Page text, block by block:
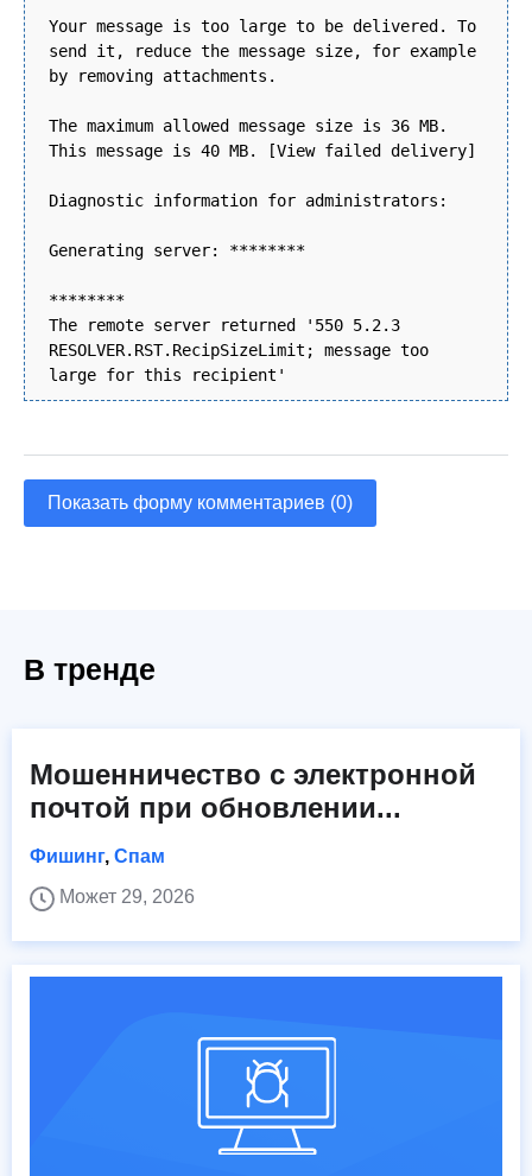
Your message is too large to be delivered. To
send it, reduce the message size, for example
by removing attachments.
The maximum allowed message size is 36 MB.
This message is 40 MB. [View failed delivery]
Diagnostic information for administrators:
Generating server: ********
********
The remote server returned '550 5.2.3
RESOLVER.RST.RecipSizeLimit; message too
large for this recipient'
Показать форму комментариев (0)
В тренде
Мошенничество с электронной
почтой при обновлении...
Фишинг, Спам
Может 29, 2026